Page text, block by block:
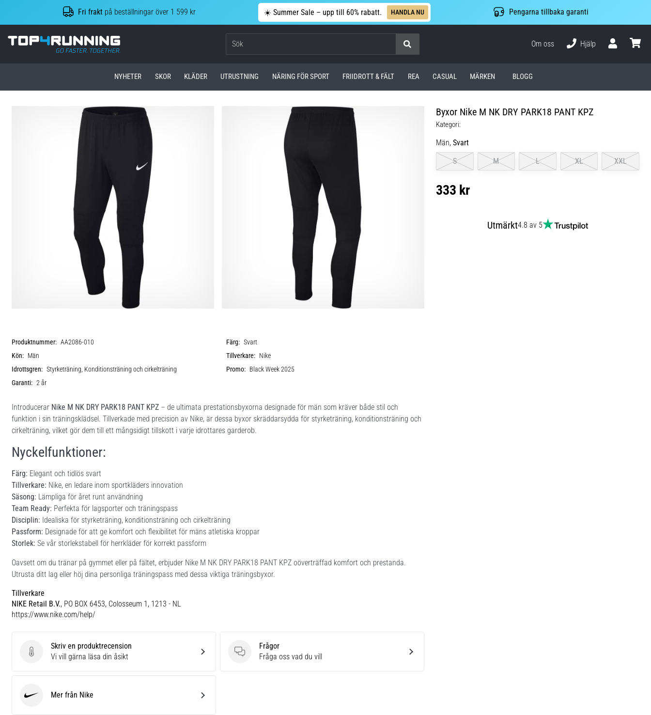
Fri frakt på beställningar över 1 599 kr ☀️ Summer Sale – upp till 60% rabatt. HANDLA NU Pengarna tillbaka garanti
Top4Running.se
Om oss
Hjälp
NYHETER SKOR KLÄDER UTRUSTNING NÄRING FÖR SPORT FRIIDROTT & FÄLT REA CASUAL MÄRKEN BLOGG
Byxor Nike M NK DRY PARK18 PANT KPZ
Kategori:
Män, Svart
S
M L XL XXL
333 kr
Utmärkt4.8 av 5
Produktnummer: AA2086-010 Färg: Svart
Kön: Män Tillverkare: Nike
Idrottsgren: Styrketräning, Konditionsträning och cirkelträning Promo: Black Week 2025
Garanti: 2 år
Introducerar Nike M NK DRY PARK18 PANT KPZ – de ultimata prestationsbyxorna designade för män som kräver både stil och
funktion i sin träningsklädsel. Tillverkade med precision av Nike, är dessa byxor skräddarsydda för styrketräning, konditionsträning och
cirkelträning, vilket gör dem till ett mångsidigt tillskott i varje idrottares garderob.
Nyckelfunktioner:
Färg: Elegant och tidlös svart
Tillverkare: Nike, en ledare inom sportkläders innovation
Säsong: Lämpliga för året runt användning
Team Ready: Perfekta för lagsporter och träningspass
Disciplin: Idealiska för styrketräning, konditionsträning och cirkelträning
Passform: Designade för att ge komfort och flexibilitet för mäns atletiska kroppar
Storlek: Se vår storlekstabell för herrkläder för korrekt passform
Oavsett om du tränar på gymmet eller på fältet, erbjuder Nike M NK DRY PARK18 PANT KPZ oöverträffad komfort och prestanda.
Utrusta ditt lag eller höj dina personliga träningspass med dessa viktiga träningsbyxor.
Tillverkare
NIKE Retail B.V., PO BOX 6453, Colosseum 1, 1213 - NL
https://www.nike.com/help/
Skriv en produktrecension
Skriv en produktrecension
Vi vill gärna läsa din åsikt
Frågor
Frågor
Fråga oss vad du vill
Mer från Nike